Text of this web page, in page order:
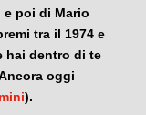
poi di Mario
tra il 1974 e
hai dentro di te
oggi
).